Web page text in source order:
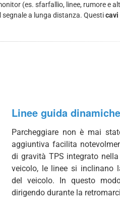
(es. sfarfallio, linee, rumore e
a lunga distanza. Questicavi
Linee guida dinamiche
Parcheggiare non è mai
aggiuntiva facilita
di gravità TPS integrato
veicolo, le linee si inclinano
del veicolo. In questo
dirigendo durante la